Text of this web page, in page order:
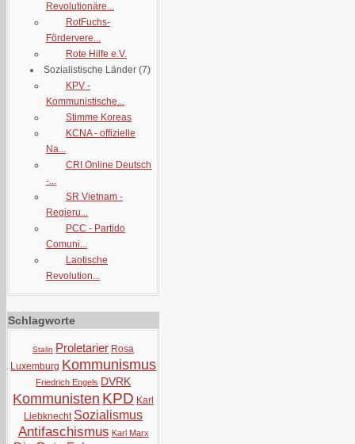
Revolutionäre...
RotFuchs-
Fördervere...
Rote Hilfe e.V.
Sozialistische Länder (7)
KPV -
Kommunistische...
Stimme Koreas
KCNA - offizielle
Na...
CRI Online Deutsch
-...
SR Vietnam -
Regieru...
PCC - Partido
Comuni...
Laotische
Revolution...
Schlagworte
Stalin Proletarier Rosa
Luxemburg Kommunismus
Friedrich Engels DVRK
Kommunisten KPD Karl
Liebknecht Sozialismus
Antifaschismus Karl Marx